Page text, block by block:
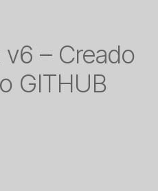
– Creado
GITHUB